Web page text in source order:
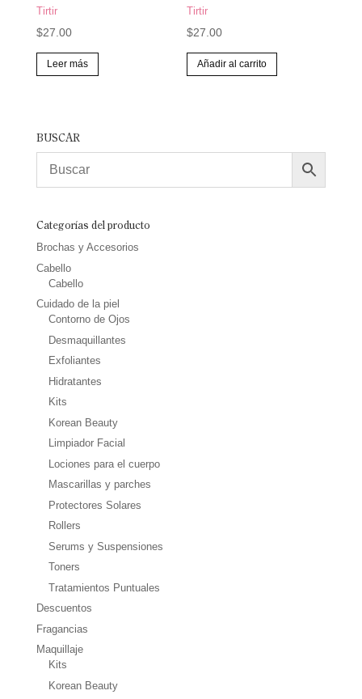
Tirtir
$27.00
Leer más
Tirtir
$27.00
Añadir al carrito
BUSCAR
Categorías del producto
Brochas y Accesorios
Cabello
Cabello
Cuidado de la piel
Contorno de Ojos
Desmaquillantes
Exfoliantes
Hidratantes
Kits
Korean Beauty
Limpiador Facial
Lociones para el cuerpo
Mascarillas y parches
Protectores Solares
Rollers
Serums y Suspensiones
Toners
Tratamientos Puntuales
Descuentos
Fragancias
Maquillaje
Kits
Korean Beauty